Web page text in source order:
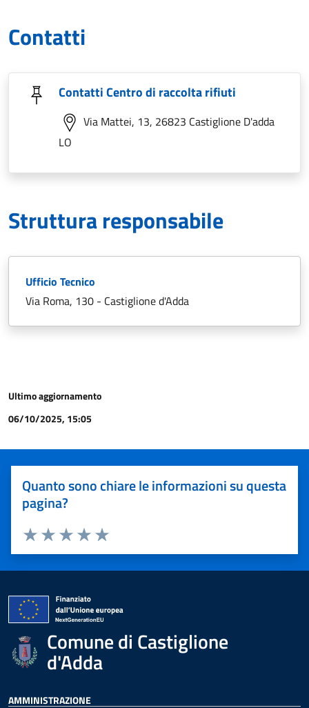
Contatti
Contatti Centro di raccolta rifiuti
Via Mattei, 13, 26823 Castiglione D'adda
LO
Struttura responsabile
Ufficio Tecnico
Via Roma, 130 - Castiglione d'Adda
Ultimo aggiornamento
06/10/2025, 15:05
Quanto sono chiare le informazioni su questa
pagina?
Valuta 5 stelle su 5
Valuta 4 stelle su 5
Valuta 3 stelle su 5
Valuta 2 stelle su 5
Valuta 1 stelle su 5
Comune di Castiglione
d'Adda
AMMINISTRAZIONE